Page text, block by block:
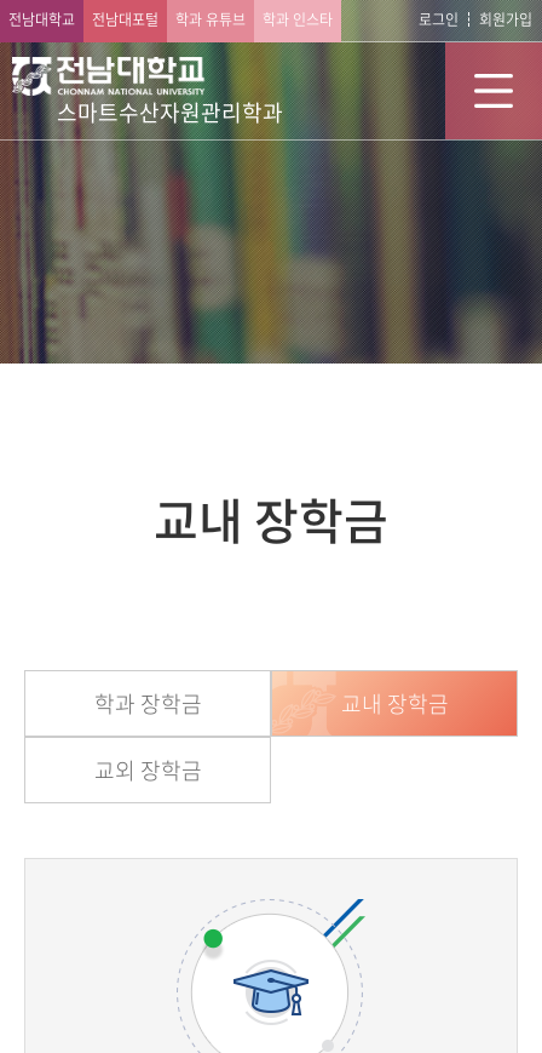
전남대학교 전남대포털 학과 유튜브 학과 인스타 로그인 회원가입
스마트수산자원관리학과
교내 장학금
학과 장학금 교내 장학금
교외 장학금